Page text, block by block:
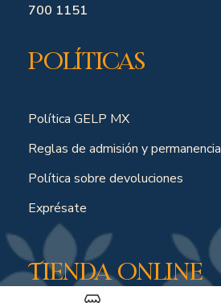
700 1151
Políticas
Política GELP MX
Reglas de admisión y permanencia
Política sobre devoluciones
Exprésate
Tienda online